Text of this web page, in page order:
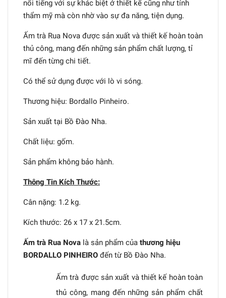
nổi tiếng với sự khác biệt ở thiết kế cũng như tính
thẩm mỹ mà còn nhờ vào sự đa năng, tiện dụng.
Ấm trà Rua Nova được sản xuất và thiết kế hoàn toàn
thủ công, mang đến những sản phẩm chất lượng, tỉ
mĩ đến từng chi tiết.
Có thể sử dụng được với lò vi sóng.
Thương hiệu: Bordallo Pinheiro.
Sản xuất tại Bồ Đào Nha.
Chất liệu: gốm.
Sản phẩm không bảo hành.
Thông Tin Kích Thước:
Cân nặng: 1.2 kg.
Kích thước: 26 x 17 x 21.5cm.
Ấm trà Rua Nova là sản phẩm của thương hiệu
BORDALLO PINHEIRO đến từ Bồ Đào Nha.
Ấm trà được sản xuất và thiết kế hoàn toàn
thủ công, mang đến những sản phẩm chất